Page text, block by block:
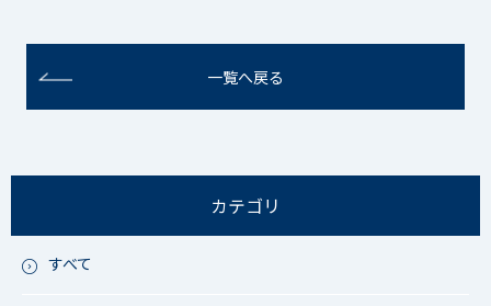
一覧へ戻る
カテゴリ
すべて